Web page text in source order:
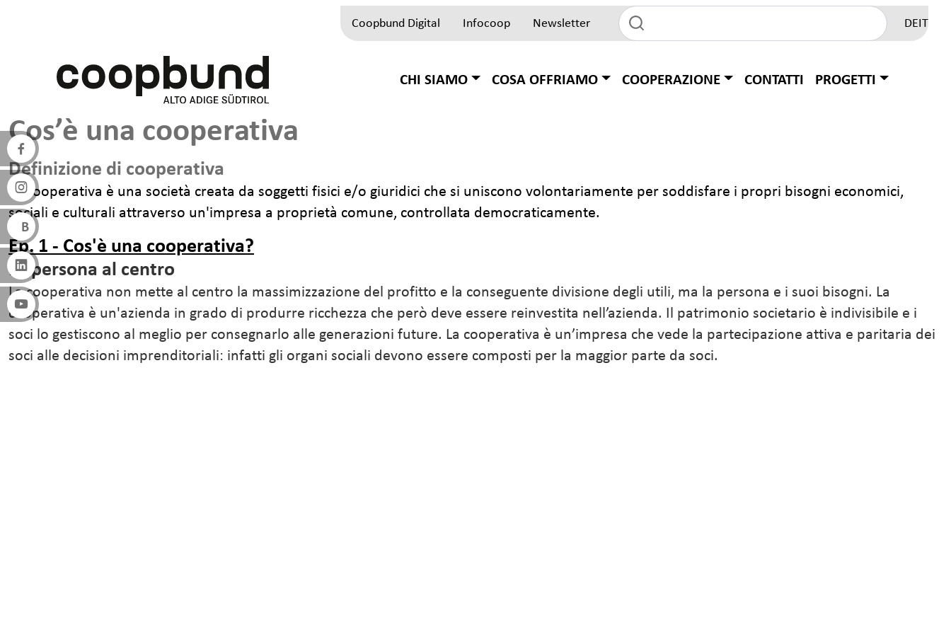
Top Block
Coopbund Digital Infocoop Newsletter DEIT
Hauptnavigation
CHI SIAMO COSA OFFRIAMO COOPERAZIONE CONTATTI PROGETTI
Cos’è una cooperativa
Definizione di cooperativa
La cooperativa è una società creata da soggetti fisici e/o giuridici che si uniscono volontariamente per soddisfare i propri bisogni economici,
sociali e culturali attraverso un'impresa a proprietà comune, controllata democraticamente.
Ep. 1 - Cos'è una cooperativa?
La persona al centro
La cooperativa non mette al centro la massimizzazione del profitto e la conseguente divisione degli utili, ma la persona e i suoi bisogni. La
cooperativa è un'azienda in grado di produrre ricchezza che però deve essere reinvestita nell’azienda. Il patrimonio societario è indivisibile e i
soci lo gestiscono al meglio per consegnarlo alle generazioni future. La cooperativa è un’impresa che vede la partecipazione attiva e paritaria dei
soci alle decisioni imprenditoriali: infatti gli organi sociali devono essere composti per la maggior parte da soci.